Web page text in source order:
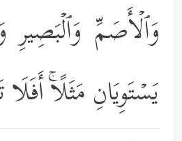
وَٱلۡأَصَمِّ
یَسۡتَوِیَانِ مَثَلًاۚ